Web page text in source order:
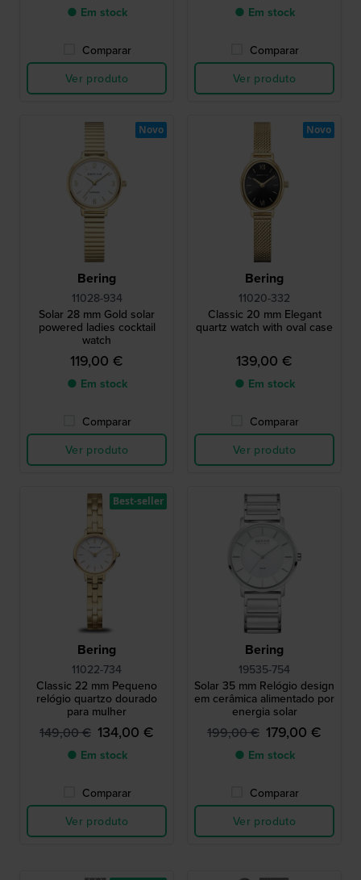
● Em stock
Comparar
Ver produto
● Em stock
Comparar
Ver produto
Bering
11028-934
Solar 28 mm Gold solar
powered ladies cocktail
watch
119,00 €
● Em stock
Comparar
Ver produto
Novo
Bering
11020-332
Classic 20 mm Elegant
quartz watch with oval case
139,00 €
● Em stock
Comparar
Ver produto
Novo
Bering
11022-734
Classic 22 mm Pequeno
relógio quartzo dourado
para mulher
149,00 € 134,00 €
● Em stock
Comparar
Ver produto
Best-seller
Bering
19535-754
Solar 35 mm Relógio design
em cerâmica alimentado por
energia solar
199,00 € 179,00 €
● Em stock
Comparar
Ver produto